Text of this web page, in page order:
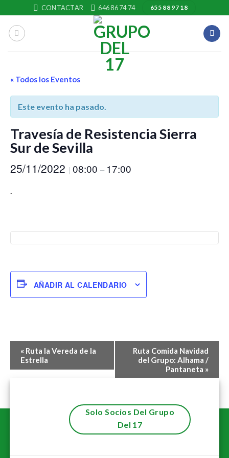
to
content
CONTACTAR 646 86 74 74 655 88 97 18
« Todos los Eventos
Este evento ha pasado.
Travesía de Resistencia Sierra
Sur de Sevilla
25/11/2022 | 08:00 – 17:00
.
AÑADIR AL CALENDARIO
Navegación
del
Evento
« Ruta la Vereda de la
Estrella
Ruta Comida Navidad
del Grupo: Alhama /
Pantaneta »
Solo Socios Del Grupo
Del 17